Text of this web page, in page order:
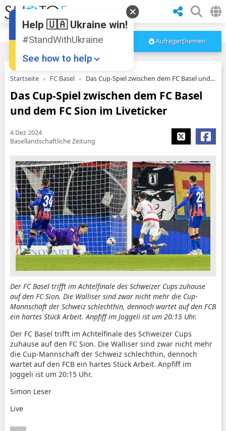
Aufregerthemen
Startseite FC Basel Das Cup-Spiel zwischen dem FC Basel und dem FC Sion im Liveticker
Das Cup-Spiel zwischen dem FC Basel
und dem FC Sion im Liveticker
4 Dez 2024
Basellandschaftliche Zeitung
Der FC Basel trifft im Achtelfinale des Schweizer Cups zuhause
auf den FC Sion. Die Walliser sind zwar nicht mehr die Cup-
Mannschaft der Schweiz schlechthin, dennoch wartet auf den FCB
ein hartes Stück Arbeit. Anpfiff im Joggeli ist um 20:15 Uhr.
Der FC Basel trifft im Achtelfinale des Schweizer Cups
zuhause auf den FC Sion. Die Walliser sind zwar nicht mehr
die Cup-Mannschaft der Schweiz schlechthin, dennoch
wartet auf den FCB ein hartes Stück Arbeit. Anpfiff im
Joggeli ist um 20:15 Uhr.
Simon Leser
Live
Help 🇺🇦 Ukraine win!
#StandWithUkraine
See how to help
Support Ukraine
❤
Share this widget
📌